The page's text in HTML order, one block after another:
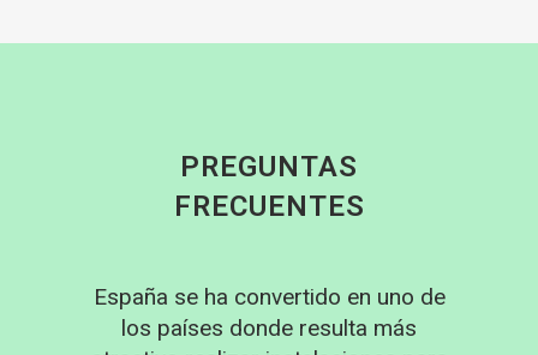
PREGUNTAS
FRECUENTES
España se ha convertido en uno de
los países donde resulta más